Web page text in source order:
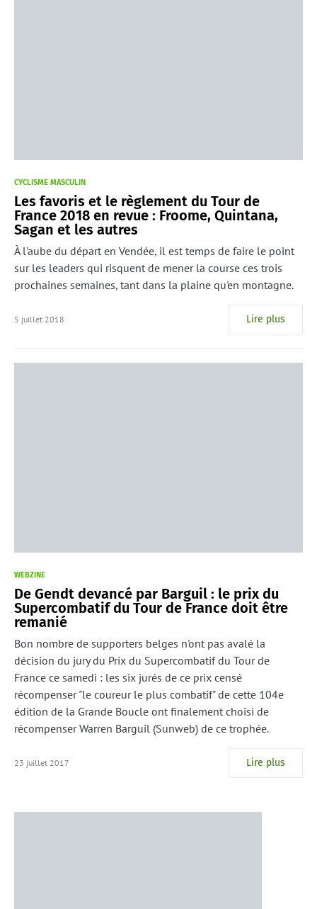
CYCLISME MASCULIN
Les favoris et le règlement du Tour de
France 2018 en revue : Froome, Quintana,
Sagan et les autres
À l'aube du départ en Vendée, il est temps de faire le point
sur les leaders qui risquent de mener la course ces trois
prochaines semaines, tant dans la plaine qu'en montagne.
5 juillet 2018 Lire plus
WEBZINE
De Gendt devancé par Barguil : le prix du
Supercombatif du Tour de France doit être
remanié
Bon nombre de supporters belges n'ont pas avalé la
décision du jury du Prix du Supercombatif du Tour de
France ce samedi : les six jurés de ce prix censé
récompenser "le coureur le plus combatif" de cette 104e
édition de la Grande Boucle ont finalement choisi de
récompenser Warren Barguil (Sunweb) de ce trophée.
23 juillet 2017 Lire plus